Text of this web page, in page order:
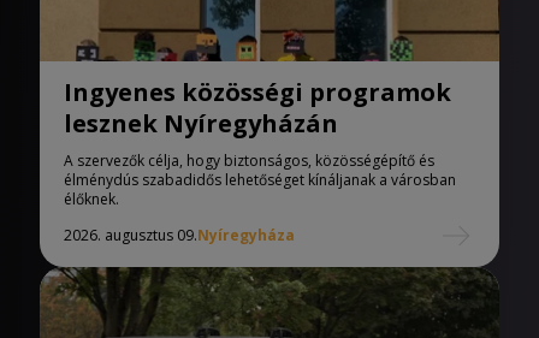
Ingyenes közösségi programok
lesznek Nyíregyházán
A szervezők célja, hogy biztonságos, közösségépítő és
élménydús szabadidős lehetőséget kínáljanak a városban
élőknek.
2026. augusztus 09.Nyíregyháza